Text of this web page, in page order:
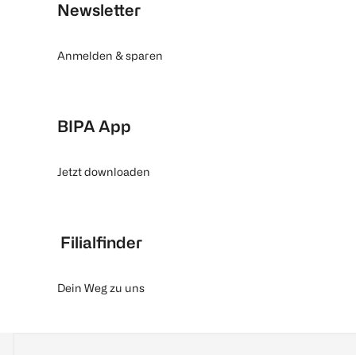
Newsletter
Anmelden & sparen
BIPA App
Jetzt downloaden
Filialfinder
Dein Weg zu uns